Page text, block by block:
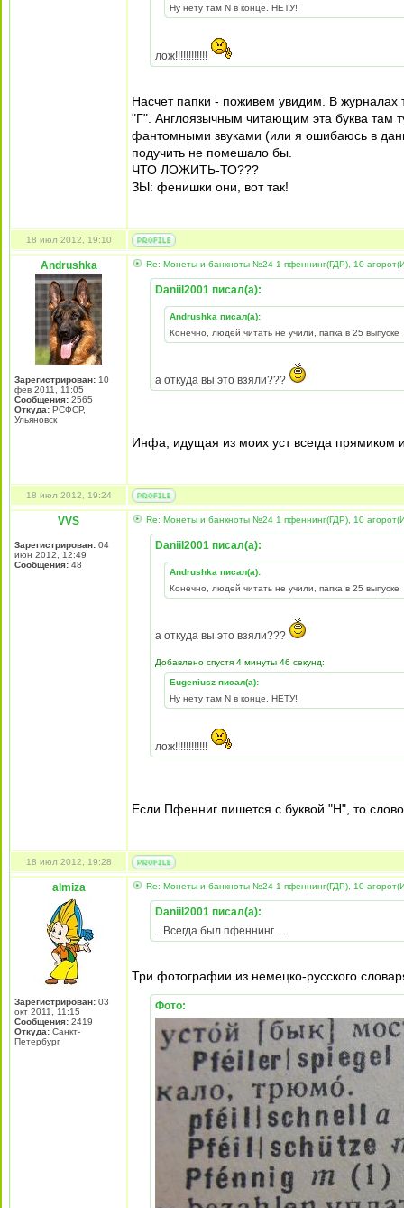
Ну нету там N в конце. НЕТУ!
лож!!!!!!!!!!!!
Насчет папки - поживем увидим. В
"Г". Англоязычным читающим эта буква там
фантомными звуками (или я ошибаюсь в
подучить не помешало бы.
ЧТО ЛОЖИТЬ-ТО???
ЗЫ: фенишки они, вот так!
18 июл 2012, 19:10
Andrushka
Зарегистрирован: 10
фев 2011, 11:05
Сообщения: 2565
Откуда: РСФСР,
Ульяновск
Re: Монеты и банкноты №24 1 пфеннинг(ГДР), 10
Daniil2001 писал(а):
Andrushka писал(а):
Конечно, людей читать не учили, папка в 25 выпуске
а откуда вы это взяли???
Инфа, идущая из моих уст всегда прямиком
18 июл 2012, 19:24
VVS
Зарегистрирован: 04
июн 2012, 12:49
Сообщения: 48
Re: Монеты и банкноты №24 1 пфеннинг(ГДР), 10
Daniil2001 писал(а):
Andrushka писал(а):
Конечно, людей читать не учили, папка в 25 выпуске
а откуда вы это взяли???
Добавлено спустя 4 минуты 46 секунд:
Eugeniusz писал(а):
Ну нету там N в конце. НЕТУ!
лож!!!!!!!!!!!!
Если Пфенниг пишется с буквой "Н", то
18 июл 2012, 19:28
almiza
Зарегистрирован: 03
окт 2011, 11:15
Сообщения: 2419
Откуда: Санкт-
Петербург
Re: Монеты и банкноты №24 1 пфеннинг(ГДР), 10
Daniil2001 писал(а):
...Всегда был пфеннинг ...
Три фотографии из немецко-русского
Фото: